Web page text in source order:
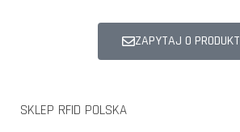
ZAPYTAJ O PRODUKT
SKLEP RFID POLSKA